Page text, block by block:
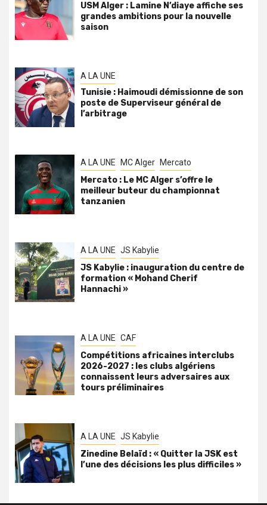
USM Alger : Lamine N’diaye affiche ses
grandes ambitions pour la nouvelle
saison
A LA UNE
Tunisie : Haimoudi démissionne de son
poste de Superviseur général de
l’arbitrage
A LA UNE MC Alger Mercato
Mercato : Le MC Alger s’offre le
meilleur buteur du championnat
tanzanien
A LA UNE JS Kabylie
JS Kabylie : inauguration du centre de
formation « Mohand Cherif
Hannachi »
A LA UNE CAF
Compétitions africaines interclubs
2026-2027 : les clubs algériens
connaissent leurs adversaires aux
tours préliminaires
A LA UNE JS Kabylie
Zinedine Belaïd : « Quitter la JSK est
l’une des décisions les plus difficiles »